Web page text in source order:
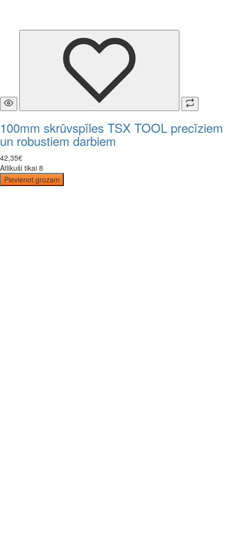
100mm skrūvspīles TSX TOOL precīziem
un robustiem darbiem
42,35€
Atlikuši tikai 8
Pievienot grozam